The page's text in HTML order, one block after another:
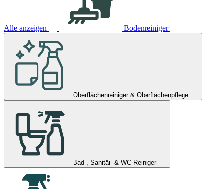
Alle anzeigen Bodenreiniger
Oberflächenreiniger & Oberflächenpflege
Bad-, Sanitär- & WC-Reiniger